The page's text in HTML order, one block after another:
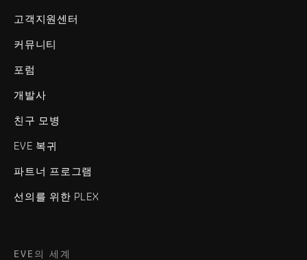
고객지원센터
커뮤니티
포럼
개발사
친구 모병
EVE 복귀
파트너 프로그램
선의를 위한 PLEX
EVE의 세계